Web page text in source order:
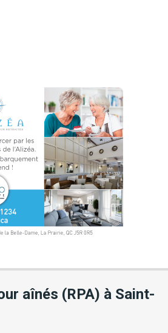
aînés (RPA) à Saint-